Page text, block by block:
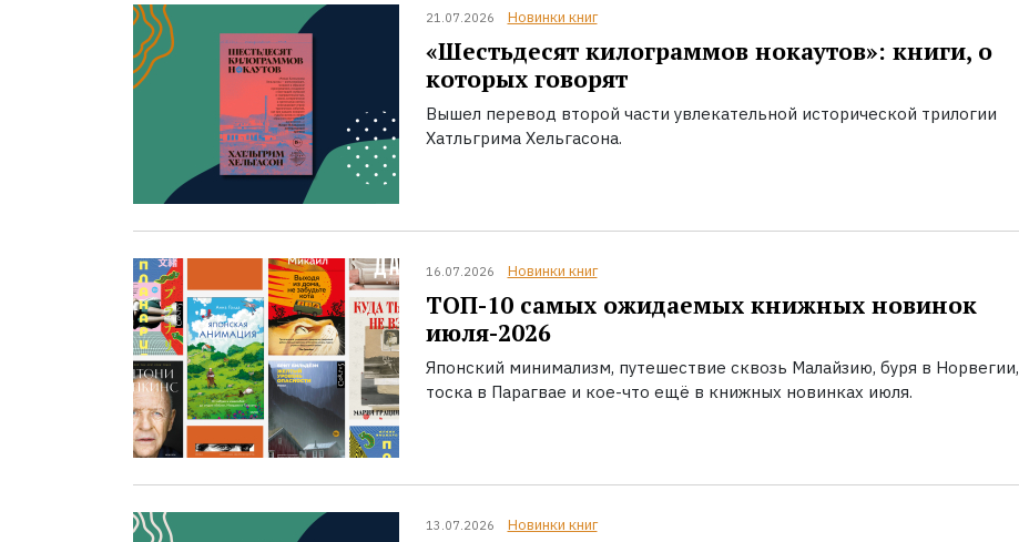
21.07.2026 Новинки книг
«Шестьдесят килограммов нокаутов»: книги, о
которых говорят
Вышел перевод второй части увлекательной исторической трилогии
Хатльгрима Хельгасона.
16.07.2026 Новинки книг
ТОП-10 самых ожидаемых книжных новинок
июля-2026
Японский минимализм, путешествие сквозь Малайзию, буря в Норвегии,
тоска в Парагвае и кое-что ещё в книжных новинках июля.
13.07.2026 Новинки книг